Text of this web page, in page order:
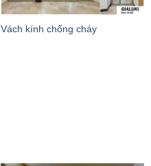
Vách kính chống cháy